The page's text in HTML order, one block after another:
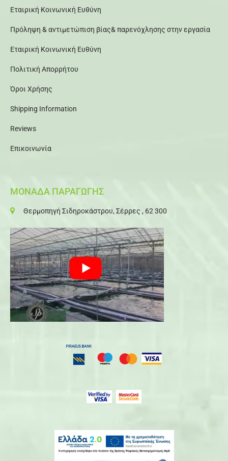
Εταιρική Κοινωνική Ευθύνη
Πρόληψη & αντιμετώπιση βίας& παρενόχλησης στην εργασία
Εταιρική Κοινωνική Ευθύνη
Πολιτική Απορρήτου
Όροι Χρήσης
Shipping Information
Reviews
Επικοινωνία
ΜΟΝΑΔΑ ΠΑΡΑΓΩΓΗΣ
Θερμοπηγή Σιδηροκάστρου, Σέρρες , 62 300